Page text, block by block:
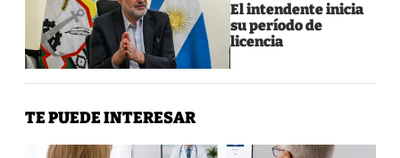
El intendente inicia
su período de
licencia
TE PUEDE INTERESAR